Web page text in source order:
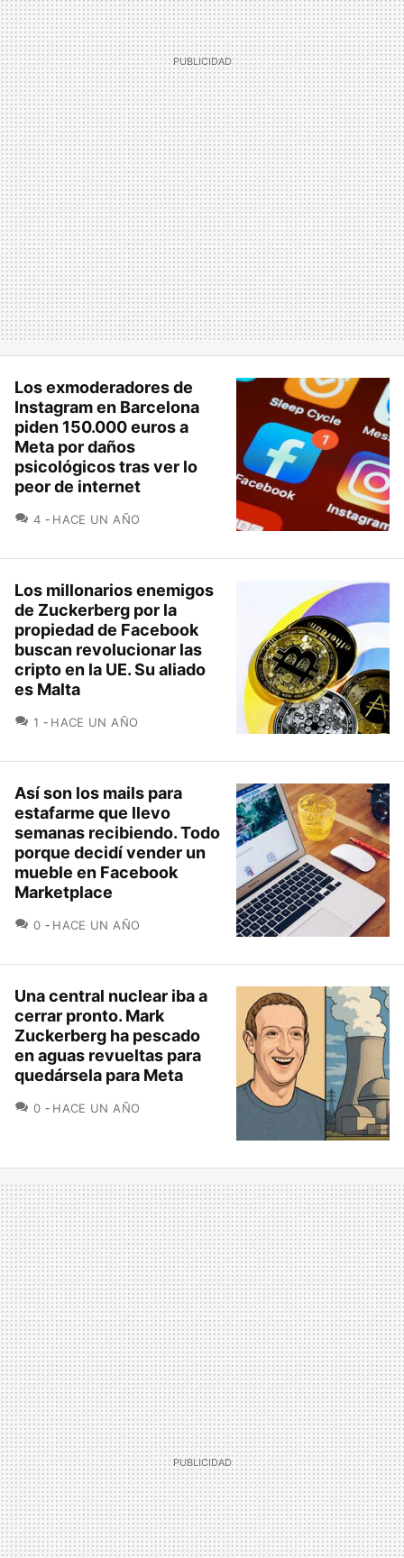
Los exmoderadores de
Instagram en Barcelona
piden 150.000 euros a
Meta por daños
psicológicos tras ver lo
peor de internet
4 COMENTARIOS
HACE UN AÑO
Los millonarios enemigos
de Zuckerberg por la
propiedad de Facebook
buscan revolucionar las
cripto en la UE. Su aliado
es Malta
1 COMENTARIOS
HACE UN AÑO
Así son los mails para
estafarme que llevo
semanas recibiendo. Todo
porque decidí vender un
mueble en Facebook
Marketplace
0 COMENTARIOS
HACE UN AÑO
Una central nuclear iba a
cerrar pronto. Mark
Zuckerberg ha pescado
en aguas revueltas para
quedársela para Meta
0 COMENTARIOS
HACE UN AÑO